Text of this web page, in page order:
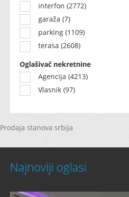
interfon (2772)
garaža (7)
parking (1109)
terasa (2608)
Oglašivač nekretnine
Agencija (4213)
Vlasnik (97)
Prodaja stanova srbija
Najnoviji oglasi